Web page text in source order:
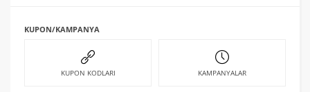
KUPON/KAMPANYA
KUPON KODLARI KAMPANYALAR